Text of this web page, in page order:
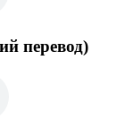
перевод)